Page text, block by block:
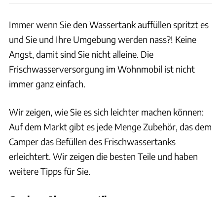
Immer wenn Sie den Wassertank auffüllen spritzt es
und Sie und Ihre Umgebung werden nass?! Keine
Angst, damit sind Sie nicht alleine. Die
Frischwasserversorgung im Wohnmobil ist nicht
immer ganz einfach.
Wir zeigen, wie Sie es sich leichter machen können:
Auf dem Markt gibt es jede Menge Zubehör, das dem
Camper das Befüllen des Frischwassertanks
erleichtert. Wir zeigen die besten Teile und haben
weitere Tipps für Sie.